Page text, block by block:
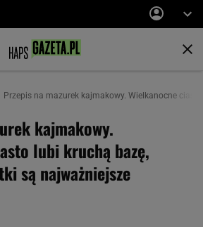
Przepis na mazurek kajmakowy. Wielkanocne
kajmakowy.
lubi kruchą bazę,
są najważniejsze